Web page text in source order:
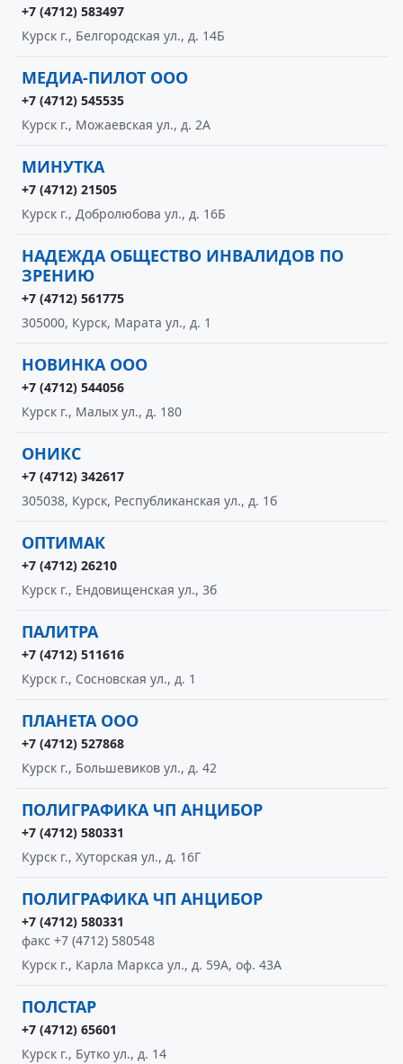
+7 (4712) 583497
Курск г., Белгородская ул., д. 14Б
МЕДИА-ПИЛОТ ООО
+7 (4712) 545535
Курск г., Можаевская ул., д. 2А
МИНУТКА
+7 (4712) 21505
Курск г., Добролюбова ул., д. 16Б
НАДЕЖДА ОБЩЕСТВО ИНВАЛИДОВ ПО
ЗРЕНИЮ
+7 (4712) 561775
305000, Курск, Марата ул., д. 1
НОВИНКА ООО
+7 (4712) 544056
Курск г., Малых ул., д. 180
ОНИКС
+7 (4712) 342617
305038, Курск, Республиканская ул., д. 1б
ОПТИМАК
+7 (4712) 26210
Курск г., Ендовищенская ул., 3б
ПАЛИТРА
+7 (4712) 511616
Курск г., Сосновская ул., д. 1
ПЛАНЕТА ООО
+7 (4712) 527868
Курск г., Большевиков ул., д. 42
ПОЛИГРАФИКА ЧП АНЦИБОР
+7 (4712) 580331
Курск г., Хуторская ул., д. 16Г
ПОЛИГРАФИКА ЧП АНЦИБОР
+7 (4712) 580331
факс +7 (4712) 580548
Курск г., Карла Маркса ул., д. 59А, оф. 43А
ПОЛСТАР
+7 (4712) 65601
Курск г., Бутко ул., д. 14